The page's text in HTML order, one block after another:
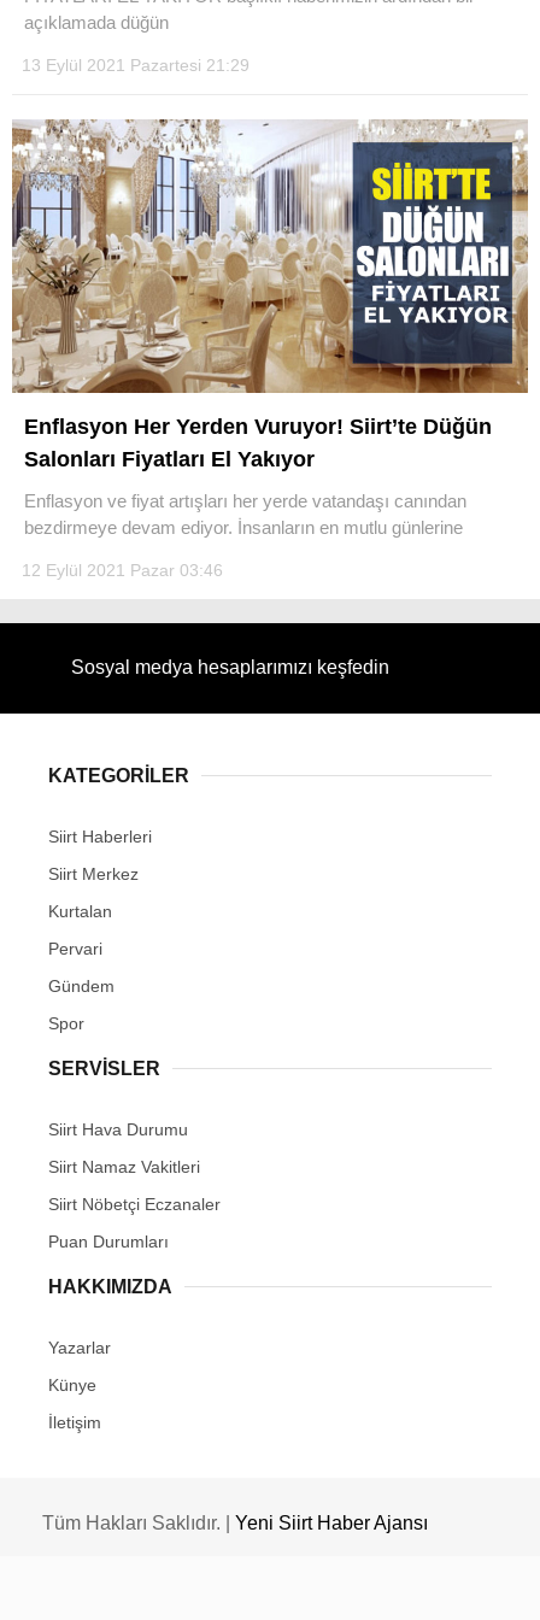
açıklamada düğün
13 Eylül 2021 Pazartesi 21:29
Enflasyon Her Yerden Vuruyor! Siirt’te Düğün
Salonları Fiyatları El Yakıyor
Enflasyon ve fiyat artışları her yerde vatandaşı canından
bezdirmeye devam ediyor. İnsanların en mutlu günlerine
12 Eylül 2021 Pazar 03:46
Sosyal medya hesaplarımızı keşfedin
KATEGORİLER
Siirt Haberleri
Siirt Merkez
Kurtalan
Pervari
Gündem
Spor
SERVİSLER
Siirt Hava Durumu
Siirt Namaz Vakitleri
Siirt Nöbetçi Eczanaler
Puan Durumları
HAKKIMIZDA
Yazarlar
Künye
İletişim
Tüm Hakları Saklıdır. | Yeni Siirt Haber Ajansı